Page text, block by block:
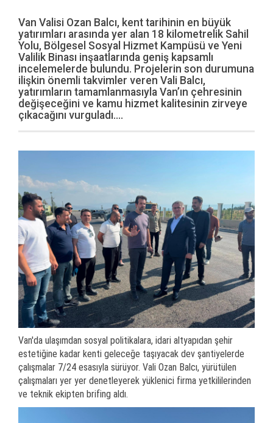
Van Valisi Ozan Balcı, kent tarihinin en büyük
yatırımları arasında yer alan 18 kilometrelik Sahil
Yolu, Bölgesel Sosyal Hizmet Kampüsü ve Yeni
Valilik Binası inşaatlarında geniş kapsamlı
incelemelerde bulundu. Projelerin son durumuna
ilişkin önemli takvimler veren Vali Balcı,
yatırımların tamamlanmasıyla Van’ın çehresinin
değişeceğini ve kamu hizmet kalitesinin zirveye
çıkacağını vurguladı....
Van'da ulaşımdan sosyal politikalara, idari altyapıdan şehir
estetiğine kadar kenti geleceğe taşıyacak dev şantiyelerde
çalışmalar 7/24 esasıyla sürüyor. Vali Ozan Balcı, yürütülen
çalışmaları yer yer denetleyerek yüklenici firma yetkililerinden
ve teknik ekipten brifing aldı.